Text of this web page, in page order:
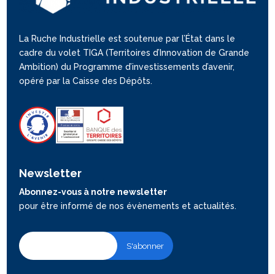
La Ruche Industrielle est soutenue par l’État dans le
cadre du volet TIGA (Territoires d’Innovation de Grande
Ambition) du Programme d’investissements d’avenir,
opéré par la Caisse des Dépôts.
Newsletter
Abonnez-vous à notre newsletter
pour être informé de nos évènements et actualités.